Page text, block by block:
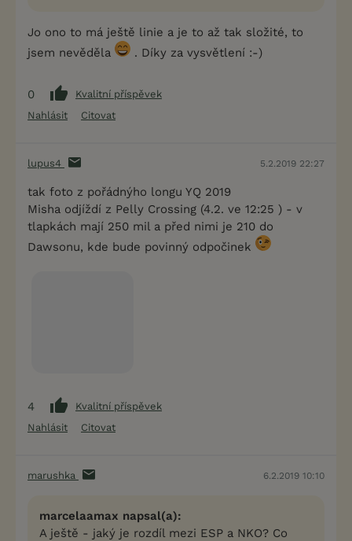
Jo ono to má ještě linie a je to až tak složité, to
jsem nevěděla
. Díky za vysvětlení :-)
0
Kvalitní příspěvek
Nahlásit
Citovat
lupus4 5.2.2019 22:27
tak foto z pořádnýho longu YQ 2019
Misha odjíždí z Pelly Crossing (4.2. ve 12:25 ) - v
tlapkách mají 250 mil a před nimi je 210 do
Dawsonu, kde bude povinný odpočinek
4
Kvalitní příspěvek
Nahlásit
Citovat
marushka 6.2.2019 10:10
marcelaamax napsal(a):
A ještě - jaký je rozdíl mezi ESP a NKO? Co